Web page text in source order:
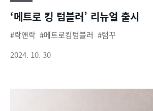
‘메트로 킹 텀블러’ 리뉴얼 출시
락앤락 메트로킹텀블러
텀꾸
2024. 10. 30